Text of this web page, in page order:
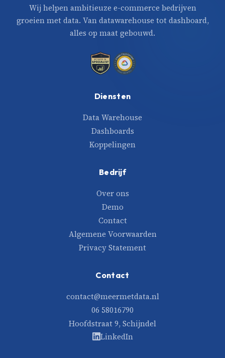
Wij helpen ambitieuze e-commerce bedrijven
groeien met data. Van datawarehouse tot dashboard,
alles op maat gebouwd.
Diensten
Data Warehouse
Dashboards
Koppelingen
Bedrijf
Over ons
Demo
Contact
Algemene Voorwaarden
Privacy Statement
Contact
contact@meermetdata.nl
06 58016790
Hoofdstraat 9, Schijndel
LinkedIn